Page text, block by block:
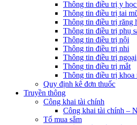
Thông tin điều trị y
Thông tin điều trị tai
Thông tin điều trị răng
Thông tin điều trị phụ
Thông tin điều trị nội
Thông tin điều trị nhi
Thông tin điều trị ngoại
Thông tin điều trị mắt
Thông tin điều trị khoa
Quy định kê đơn thuốc
Truyền thông
Công khai tài chính
Công khai tài chính –
Tổ mua sắm